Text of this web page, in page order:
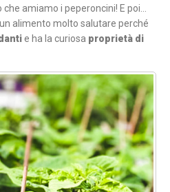
amiamo i peperoncini! E poi…
alimento molto salutare perché
e ha la curiosa proprietà di